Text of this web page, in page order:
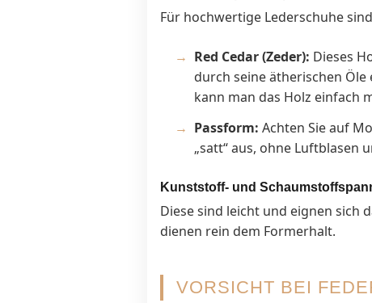
Für hochwertige Lederschuhe
Red Cedar (Zeder): Dieses
durch seine ätherischen
kann man das Holz einfach
Passform: Achten Sie auf
„satt“ aus, ohne Luftblasen
Kunststoff- und
Diese sind leicht und eignen sich
dienen rein dem Formerhalt.
VORSICHT BEI